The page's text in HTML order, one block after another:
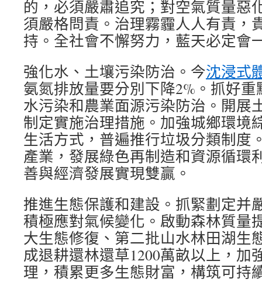
的，必須嚴肅追究；對空氣質量惡
須嚴格問責。治理霧霾人人有責，
持。全社會不懈努力，藍天必定會
強化水、土壤污染防治。今沈浸式
氨氮排放量要分別下降2%。抓好
水污染和農業面源污染防治。開展
制定實施治理措施。加強城鄉環境
生活方式，普遍推行垃圾分類制度
產業，發展綠色再制造和資源循環
善與經濟發展實現雙贏。
推進生態保護和建設。抓緊劃定并
積極應對氣候變化。啟動森林質量
大生態修復、第二批山水林田湖生
成退耕還林還草1200萬畝以上，加
理，積累更多生態財富，構筑可持